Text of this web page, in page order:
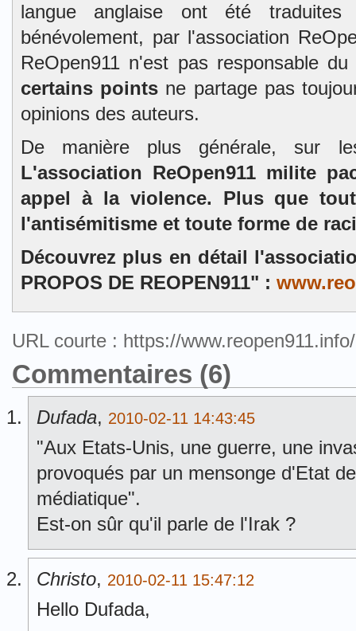
langue anglaise ont été
bénévolement, par l'association
ReOpen911 n'est pas responsable
certains points ne partage pas
opinions des auteurs.
De manière plus générale, sur
L'association ReOpen911 milite
appel à la violence. Plus que
l'antisémitisme et toute forme de
Découvrez plus en détail
PROPOS DE REOPEN911" :
URL courte : https://
Commentaires (6)
Dufada, 2010-02-11 14:43:45
"Aux Etats-Unis, une guerre, une
provoqués par un mensonge d'Etat
médiatique".
Est-on sûr qu'il parle de l'Irak ?
Christo, 2010-02-11 15:47:12
Hello Dufada,